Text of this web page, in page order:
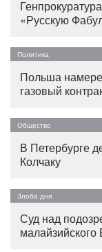
«Русскую
Политика
Польша
газовый
Общество
В Петербурге
Колчаку
Злоба дня
Суд над